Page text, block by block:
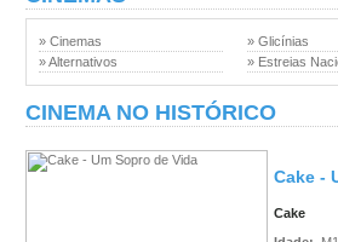
» Cinemas
» Alternativos
» Glicínias
» Estreias
CINEMA NO HISTÓRICO
Cake -
Cake